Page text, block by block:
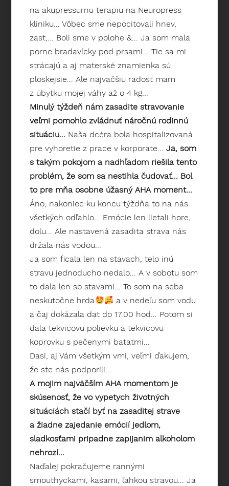
na akupressurnu terapiu na Neuropress
kliniku... Vôbec sme nepocitovali hnev,
zast,... Boli sme v polohe &... Ja som mala
porne bradavícky pod prsami... Tie sa mi
strácajú a aj materské znamienka sú
ploskejsie... Ale najväčšiu radosť mam
z úbytku mojej váhy až o 4 kg...
Minulý týždeň nám zasadite stravovanie
veľmi pomohlo zvládnuť náročnú rodinnú
situáciu... Naša dcéra bola hospitalizovaná
pre vyhoretie z prace v korporate...Ja, som
s takým pokojom a nadhľadom riešila tento
problém, že som sa nestihla čudovať... Bol
to pre mňa osobne úžasný AHA moment...
Áno, nakoniec ku koncu týždňa to na nás
všetkých odľahlo... Emócie len lietali hore,
dolu... Ale nastavená zasadita strava nás
držala nás vodou...
Ja som ficala len na stavach, telo inú
stravu jednoducho nedalo... A v sobotu som
to dala len so stavami... To som na seba
neskutočne hrda
a v nedeľu som vodu
a čaj dokázala dat do 17.00 hod... Potom si
dala tekvicovu polievku a tekvicovu
koprovku s pečenymi batatmi...
Dasi, aj Vám všetkým vmi, veľmi ďakujem,
že ste nás podporili...
A mojim najväčším AHA momentom je
skúsenosť, že vo vypetych životných
situáciách stačí byť na zasaditej strave
a žiadne zajedanie emócií jedlom,
sladkosťami pripadne zapijanim alkoholom
nehrozí...
Naďalej pokračujeme rannými
smouthyckami, kasami, ľahkou stravou... Ja